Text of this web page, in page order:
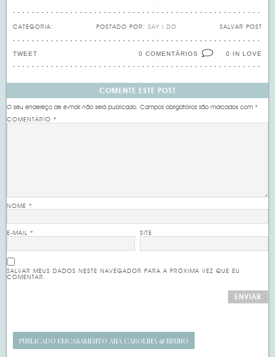
CATEGORIA: SALVAR POST
POSTADO POR: SAY I DO
0 IN LOVE
0 COMENTÁRIOS
TWEET
COMENTE ESTE POST
O seu endereço de e-mail não será publicado. Campos obrigatórios são marcados com*
COMENTÁRIO*
NOME*
E-MAIL* SITE
SALVAR MEUS DADOS NESTE NAVEGADOR PARA A PRÓXIMA VEZ QUE EU
COMENTAR.
PUBLICADO EMCASAMENTO ANA CAROLINA & BRUNO